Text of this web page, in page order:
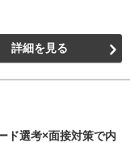
詳細を見る
ド選考×面接対策で内